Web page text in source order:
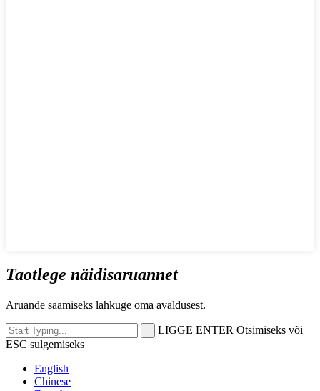
Taotlege näidisaruannet
Aruande saamiseks lahkuge oma avaldusest.
LIGGE ENTER Otsimiseks või
ESC sulgemiseks
English
Chinese